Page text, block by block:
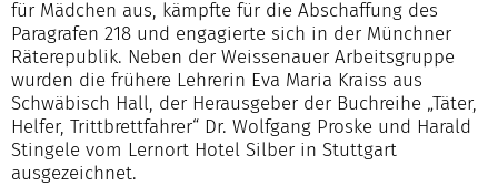
für Mädchen aus, kämpfte für die Abschaffung des
Paragrafen 218 und engagierte sich in der Münchner
Räterepublik. Neben der Weissenauer Arbeitsgruppe
wurden die frühere Lehrerin Eva Maria Kraiss aus
Schwäbisch Hall, der Herausgeber der Buchreihe „Täter,
Helfer, Trittbrettfahrer“ Dr. Wolfgang Proske und Harald
Stingele vom Lernort Hotel Silber in Stuttgart
ausgezeichnet.